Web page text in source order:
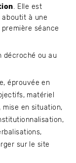
. Elle est
aboutit à une
séance
décroché ou au
éprouvée en
matériel
mise en situation,
sur le site